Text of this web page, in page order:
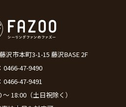
沢市本町3-1-15 藤沢BASE 2F
0466-47-9490
0466-47-9491
18:00（土日祝除く）